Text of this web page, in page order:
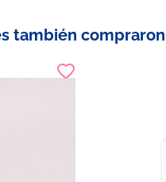
también compraron